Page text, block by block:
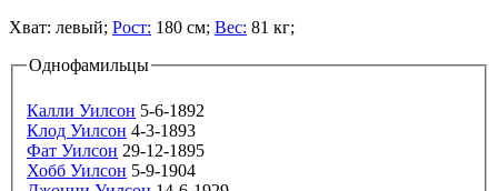
Хват: левый; Рост: 180 см; Вес: 81 кг;
Однофамильцы
Калли Уилсон 5-6-1892
Клод Уилсон 4-3-1893
Фат Уилсон 29-12-1895
Хобб Уилсон 5-9-1904